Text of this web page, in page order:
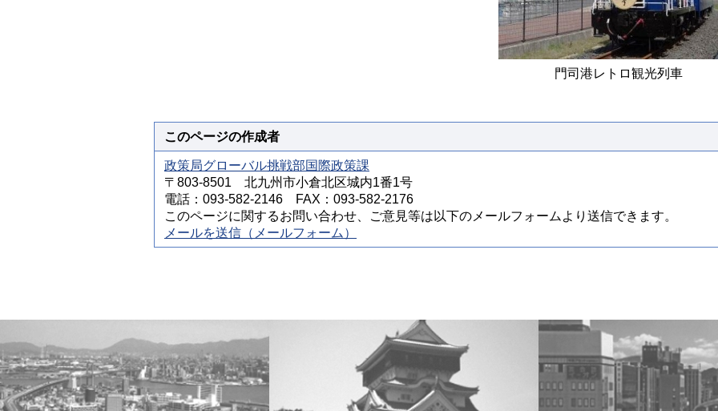
門司港レトロ観光列車
このページの作成者
政策局グローバル挑戦部国際政策課
〒803-8501 北九州市小倉北区城内1番1号
電話：093-582-2146 FAX：093-582-2176
このページに関するお問い合わせ、ご意見等は以下のメールフォームより送信できます。
メールを送信（メールフォーム）